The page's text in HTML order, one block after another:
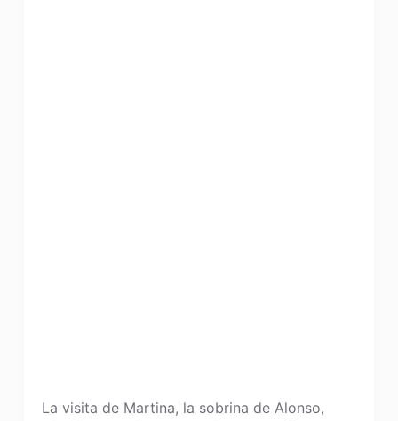
La visita de Martina, la sobrina de Alonso,